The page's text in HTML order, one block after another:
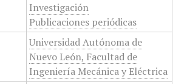
Investigación
Publicaciones periódicas
Universidad Autónoma de
Nuevo León, Facultad de
Ingeniería Mecánica y Eléctrica